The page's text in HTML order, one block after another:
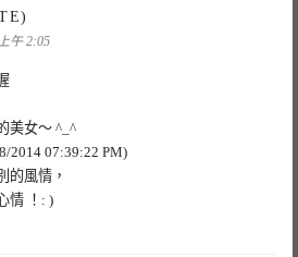
示:
午 2:05
美女～ ^_^
2014 07:39:22 PM)
的風情，
情 ！: )